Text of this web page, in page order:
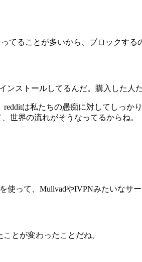
ることが多いから、ブロックす
ンストールしてるんだ。購入した人
は私たちの愚痴に対してしっ
世界の流れがそうなってるからね。
って、MullvadやIVPNみたいなサ
とが変わったことだね。